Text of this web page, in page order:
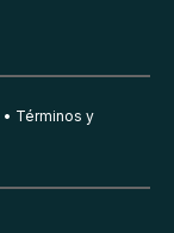
Términos y